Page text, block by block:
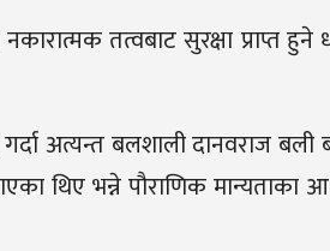
तत्वबाट सुरक्षा प्राप्त हुने
अत्यन्त बलशाली दानवराज बली
थिए भन्ने पौराणिक मान्यताका